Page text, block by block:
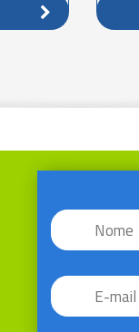
Nome *
E-
mail